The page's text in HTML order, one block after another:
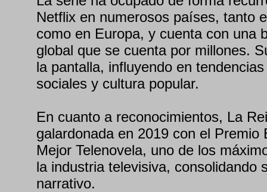
Netflix en numerosos países, tanto
como en Europa, y cuenta con una
global que se cuenta por millones.
la pantalla, influyendo en
sociales y cultura popular.
En cuanto a reconocimientos, La
galardonada en 2019 con el Premio
Mejor Telenovela, uno de los
la industria televisiva, consolidando
narrativo.